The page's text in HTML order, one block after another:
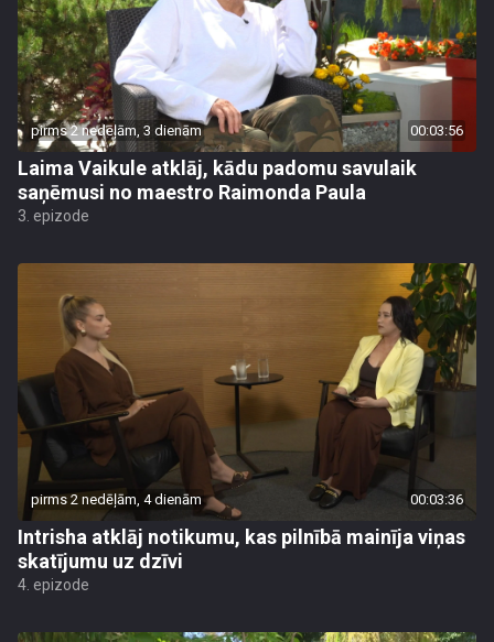
pirms 2 nedēļām, 3 dienām 00:03:56
Laima Vaikule atklāj, kādu padomu savulaik
saņēmusi no maestro Raimonda Paula
3. epizode
pirms 2 nedēļām, 4 dienām 00:03:36
Intrisha atklāj notikumu, kas pilnībā mainīja viņas
skatījumu uz dzīvi
4. epizode